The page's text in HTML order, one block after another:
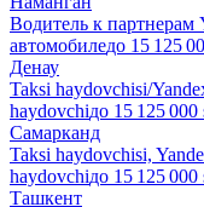
Водитель к партнерам
автомобиледо 15 125
Денау
Taksi haydovchisi/
haydovchiдо 15 125 000
Самарканд
Taksi haydovchisi,
haydovchiдо 15 125 000
Ташкент